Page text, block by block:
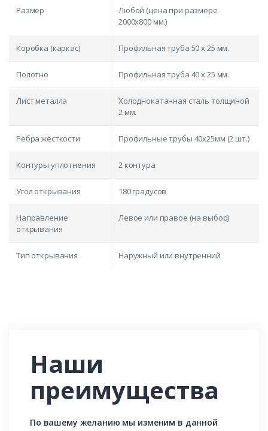
Размер
Любой (цена при размере
2000x800 мм.)
Коробка (каркас) Профильная труба 50 х 25 мм.
Полотно Профильная труба 40 х 25 мм.
Лист металла
Холоднокатанная сталь толщиной
2 мм.
Ребра жёсткости Профильные трубы 40х25мм (2 шт.)
Контуры уплотнения 2 контура
Угол открывания 180 градусов
Направление
открывания
Левое или правое (на выбор)
Тип открывания Наружный или внутренний
Наши
преимущества
По вашему желанию мы изменим в данной